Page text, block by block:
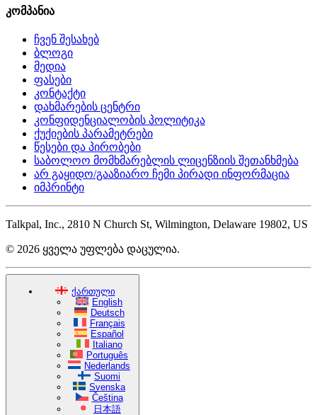
კომპანია
ჩვენ შესახებ
ბლოგი
მედია
ფასები
კონტაქტი
დახმარების ცენტრი
კონფიდენციალობის პოლიტიკა
ქუქიების პარამეტრები
წესები და პირობები
საბოლოო მომხმარებლის ლიცენზიის შეთანხმება
არ გაყიდო/გააზიარო ჩემი პირადი ინფორმაცია
იმპრინტი
Talkpal, Inc., 2810 N Church St, Wilmington, Delaware 19802, US
© 2026 ყველა უფლება დაცულია.
ქართული
English
Deutsch
Français
Español
Italiano
Português
Nederlands
Suomi
Svenska
Čeština
日本語